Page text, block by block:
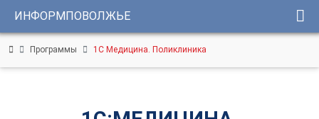
Консультации
ИНФОРМПОВОЛЖЬЕ
Программы 1С Медицина. Поликлиника